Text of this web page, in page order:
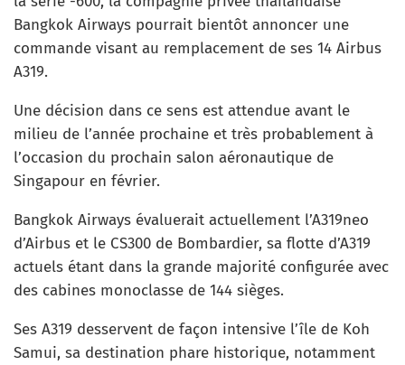
Bangkok Airways pourrait bientôt annoncer une
commande visant au remplacement de ses 14 Airbus
A319.
Une décision dans ce sens est attendue avant le
milieu de l’année prochaine et très probablement à
l’occasion du prochain salon aéronautique de
Singapour en février.
Bangkok Airways évaluerait actuellement l’A319neo
d’Airbus et le CS300 de Bombardier, sa flotte d’A319
actuels étant dans la grande majorité configurée avec
des cabines monoclasse de 144 sièges.
Ses A319 desservent de façon intensive l’île de Koh
Samui, sa destination phare historique, notamment